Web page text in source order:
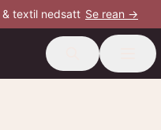
& textil nedsatt Se rean →